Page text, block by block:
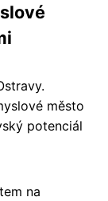
město
potenciál
na